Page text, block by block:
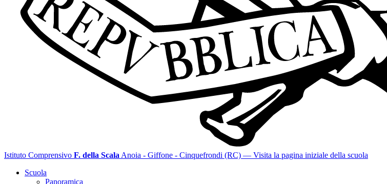
Istituto Comprensivo F. della Scala Anoia - Giffone - Cinquefrondi (RC) — Visita la pagina iniziale della scuola
Scuola
Panoramica